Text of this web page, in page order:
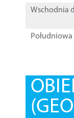
Wschodnia